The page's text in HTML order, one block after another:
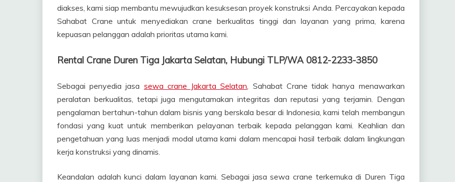
diakses, kami siap membantu mewujudkan kesuksesan proyek konstruksi Anda. Percayakan kepada
Sahabat Crane untuk menyediakan crane berkualitas tinggi dan layanan yang prima, karena
kepuasan pelanggan adalah prioritas utama kami.
Rental Crane Duren Tiga Jakarta Selatan, Hubungi TLP/WA 0812-2233-3850
Sebagai penyedia jasa sewa crane Jakarta Selatan , Sahabat Crane tidak hanya menawarkan
peralatan berkualitas, tetapi juga mengutamakan integritas dan reputasi yang terjamin. Dengan
pengalaman bertahun-tahun dalam bisnis yang berskala besar di Indonesia, kami telah membangun
fondasi yang kuat untuk memberikan pelayanan terbaik kepada pelanggan kami. Keahlian dan
pengetahuan yang luas menjadi modal utama kami dalam mencapai hasil terbaik dalam lingkungan
kerja konstruksi yang dinamis.
Keandalan adalah kunci dalam layanan kami. Sebagai jasa sewa crane terkemuka di Duren Tiga